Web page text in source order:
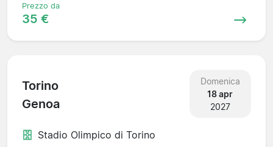
Prezzo da
35 €
Torino
Genoa
Domenica
18 apr
2027
Stadio Olimpico di Torino